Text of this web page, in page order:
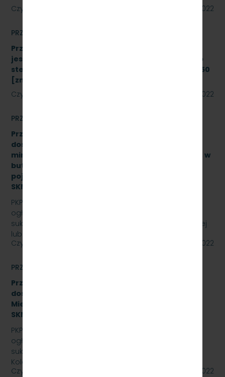
Czytaj dalej
12 sierpnia 2022
PRZETARGI
Przetarg nieograniczony, którego przedmiotem
jest modernizacja i rozbudowa systemu zdalnego
sterowania radiołącznością na linii kolejowej nr 250
[znak: SKMMU.086.43a.22]
Czytaj dalej
08 sierpnia 2022
PRZETARGI
Przetarg nieograniczony na zakup i sukcesywne
dostawy naturalnej wody pitnej (źródlanej lub
mineralnej – nisko lub średnio zmineralizowanej), w
butelkach bezzwrotnych, plastikowych, o
pojemności 0,5 l., 1,5 l. – gazowanej i niega., znak:
SKMMU.086.47.22.
PKP SZYBKA KOLEJ MIEJSKA W TRÓJMIEŚCIE Sp. z o.o.
ogłasza przetarg nieograniczony na zakup i
sukcesywne dostawy naturalnej wody pitnej (źródlanej
lub…
Czytaj dalej
29 lipca 2022
PRZETARGI
Przetarg nieograniczony na zakup i sukcesywne
dostawy olejów i smarów dla PKP Szybka Kolej
Miejska w Trójmieście Sp. z o.o., znak:
SKMMU.086.44.22.
PKP SZYBKA KOLEJ MIEJSKA W TRÓJMIEŚCIE Sp. z o.o.
ogłasza przetarg nieograniczony na zakup i
sukcesywne dostawy olejów i smarów dla PKP Szybka
Kolej…
Czytaj dalej
29 lipca 2022